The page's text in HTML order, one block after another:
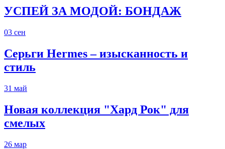
УСПЕЙ ЗА МОДОЙ: БОНДАЖ
03 сен
Серьги Hermes – изысканность и
стиль
31 май
Новая коллекция "Хард Рок" для
смелых
26 мар